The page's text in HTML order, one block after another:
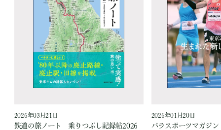
2026年03月21日
鉄道の旅ノート 乗りつぶし記録帖2026
2026年01月20日
パラスポーツマガジ